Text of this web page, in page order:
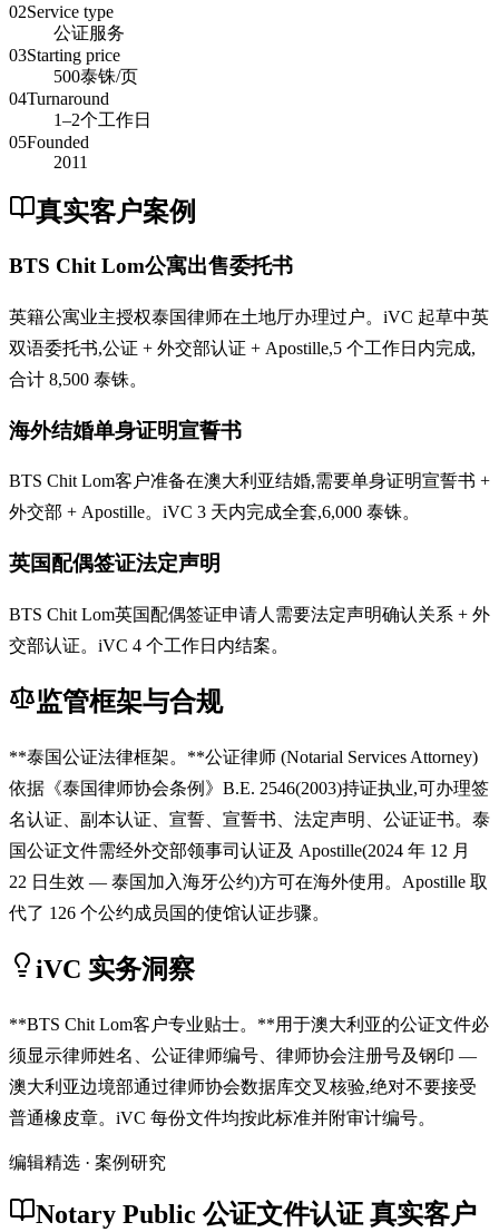
02Service type
公证服务
03Starting price
500泰铢/页
04Turnaround
1–2个工作日
05Founded
2011
真实客户案例
BTS Chit Lom公寓出售委托书
英籍公寓业主授权泰国律师在土地厅办理过户。iVC 起草中英
双语委托书,公证 + 外交部认证 + Apostille,5 个工作日内完成,
合计 8,500 泰铢。
海外结婚单身证明宣誓书
BTS Chit Lom客户准备在澳大利亚结婚,需要单身证明宣誓书 +
外交部 + Apostille。iVC 3 天内完成全套,6,000 泰铢。
英国配偶签证法定声明
BTS Chit Lom英国配偶签证申请人需要法定声明确认关系 + 外
交部认证。iVC 4 个工作日内结案。
监管框架与合规
**泰国公证法律框架。**公证律师 (Notarial Services Attorney)
依据《泰国律师协会条例》B.E. 2546(2003)持证执业,可办理签
名认证、副本认证、宣誓、宣誓书、法定声明、公证证书。泰
国公证文件需经外交部领事司认证及 Apostille(2024 年 12 月
22 日生效 — 泰国加入海牙公约)方可在海外使用。Apostille 取
代了 126 个公约成员国的使馆认证步骤。
iVC 实务洞察
**BTS Chit Lom客户专业贴士。**用于澳大利亚的公证文件必
须显示律师姓名、公证律师编号、律师协会注册号及钢印 —
澳大利亚边境部通过律师协会数据库交叉核验,绝对不要接受
普通橡皮章。iVC 每份文件均按此标准并附审计编号。
编辑精选 · 案例研究
Notary Public 公证文件认证 真实客户